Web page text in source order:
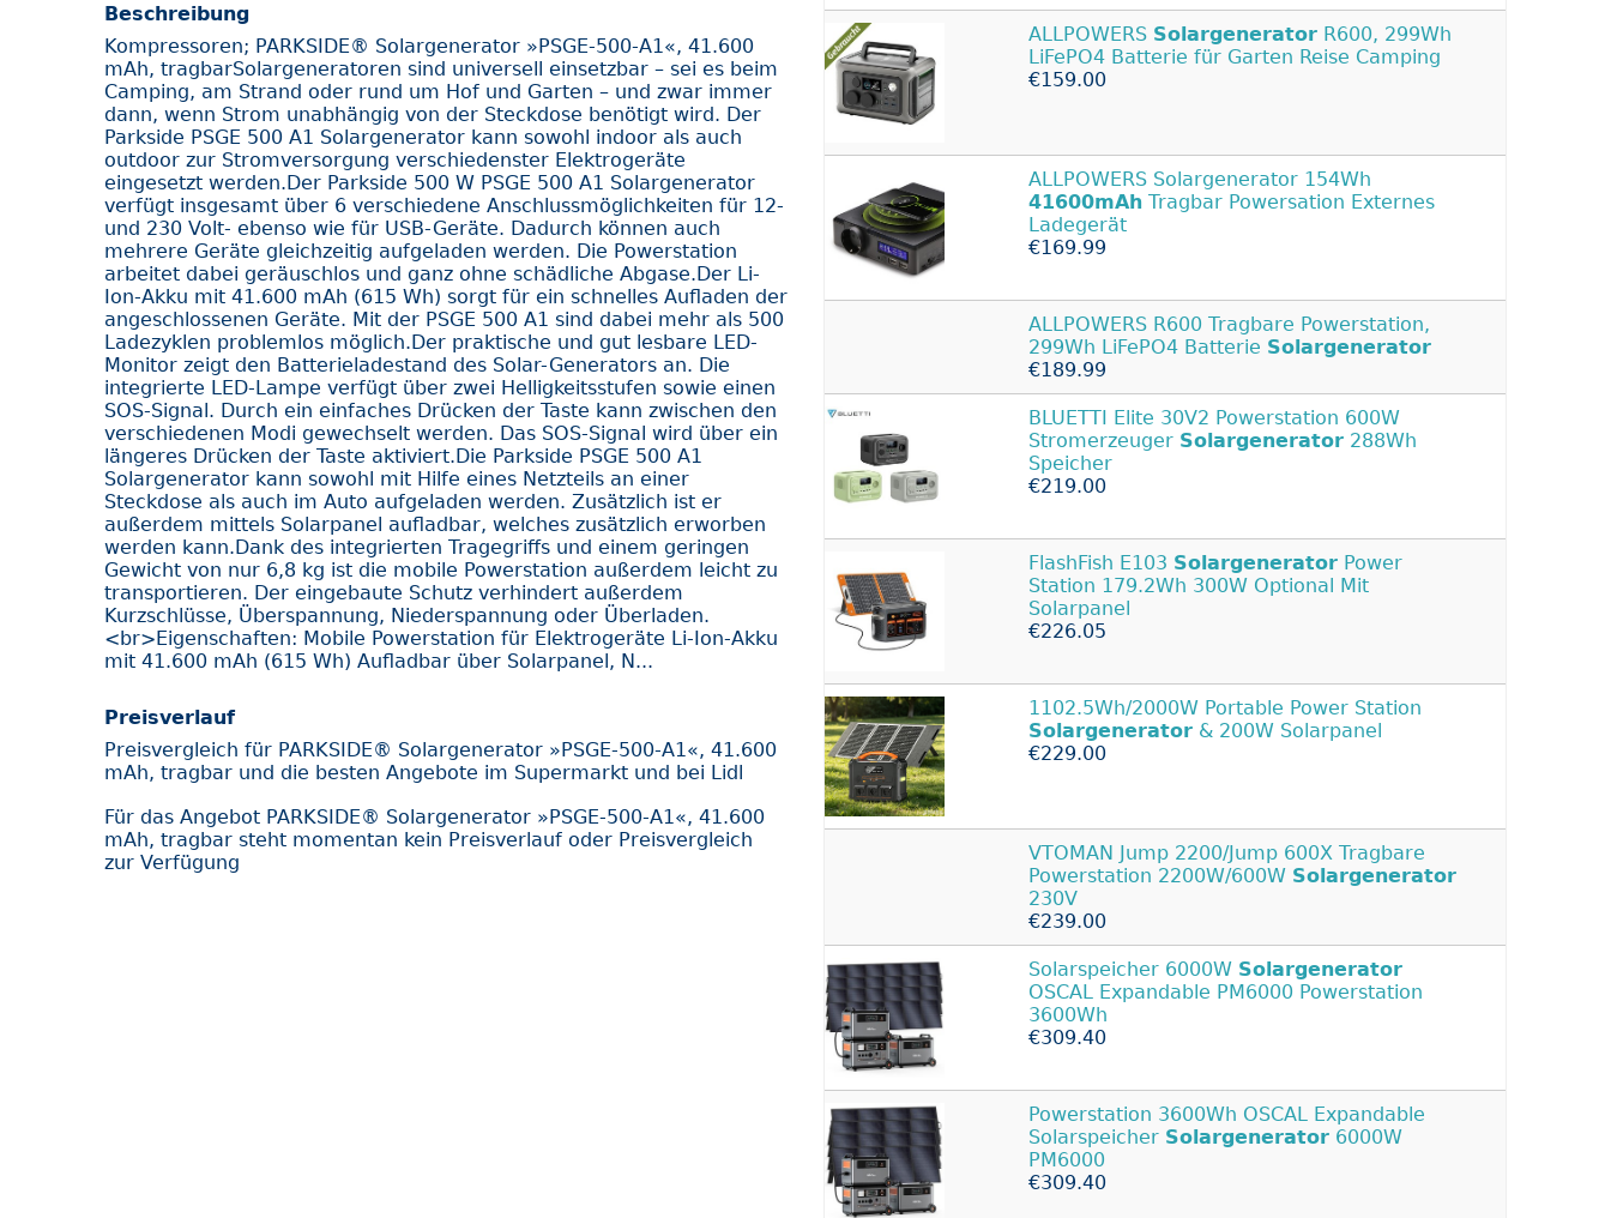
Beschreibung
Kompressoren; PARKSIDE® Solargenerator »PSGE-500-A1«, 41.600
mAh, tragbarSolargeneratoren sind universell einsetzbar – sei es beim
Camping, am Strand oder rund um Hof und Garten – und zwar immer
dann, wenn Strom unabhängig von der Steckdose benötigt wird. Der
Parkside PSGE 500 A1 Solargenerator kann sowohl indoor als auch
outdoor zur Stromversorgung verschiedenster Elektrogeräte
eingesetzt werden.Der Parkside 500 W PSGE 500 A1 Solargenerator
verfügt insgesamt über 6 verschiedene Anschlussmöglichkeiten für 12-
und 230 Volt- ebenso wie für USB-Geräte. Dadurch können auch
mehrere Geräte gleichzeitig aufgeladen werden. Die Powerstation
arbeitet dabei geräuschlos und ganz ohne schädliche Abgase.Der Li-
Ion-Akku mit 41.600 mAh (615 Wh) sorgt für ein schnelles Aufladen der
angeschlossenen Geräte. Mit der PSGE 500 A1 sind dabei mehr als 500
Ladezyklen problemlos möglich.Der praktische und gut lesbare LED-
Monitor zeigt den Batterieladestand des Solar-Generators an. Die
integrierte LED-Lampe verfügt über zwei Helligkeitsstufen sowie einen
SOS-Signal. Durch ein einfaches Drücken der Taste kann zwischen den
verschiedenen Modi gewechselt werden. Das SOS-Signal wird über ein
längeres Drücken der Taste aktiviert.Die Parkside PSGE 500 A1
Solargenerator kann sowohl mit Hilfe eines Netzteils an einer
Steckdose als auch im Auto aufgeladen werden. Zusätzlich ist er
außerdem mittels Solarpanel aufladbar, welches zusätzlich erworben
werden kann.Dank des integrierten Tragegriffs und einem geringen
Gewicht von nur 6,8 kg ist die mobile Powerstation außerdem leicht zu
transportieren. Der eingebaute Schutz verhindert außerdem
Kurzschlüsse, Überspannung, Niederspannung oder Überladen.
<br>Eigenschaften: Mobile Powerstation für Elektrogeräte Li-Ion-Akku
mit 41.600 mAh (615 Wh) Aufladbar über Solarpanel, N...
Preisverlauf
Preisvergleich für PARKSIDE® Solargenerator »PSGE-500-A1«, 41.600
mAh, tragbar und die besten Angebote im Supermarkt und bei Lidl
Für das Angebot PARKSIDE® Solargenerator »PSGE-500-A1«, 41.600
mAh, tragbar steht momentan kein Preisverlauf oder Preisvergleich
zur Verfügung
ALLPOWERS Solargenerator R600, 299Wh
LiFePO4 Batterie für Garten Reise Camping
€159.00
ALLPOWERS Solargenerator 154Wh
41600mAh Tragbar Powersation Externes
Ladegerät
€169.99
ALLPOWERS R600 Tragbare Powerstation,
299Wh LiFePO4 Batterie Solargenerator
€189.99
BLUETTI Elite 30V2 Powerstation 600W
Stromerzeuger Solargenerator 288Wh
Speicher
€219.00
FlashFish E103 Solargenerator Power
Station 179.2Wh 300W Optional Mit
Solarpanel
€226.05
1102.5Wh/2000W Portable Power Station
Solargenerator & 200W Solarpanel
€229.00
VTOMAN Jump 2200/Jump 600X Tragbare
Powerstation 2200W/600W Solargenerator
230V
€239.00
Solarspeicher 6000W Solargenerator
OSCAL Expandable PM6000 Powerstation
3600Wh
€309.40
Powerstation 3600Wh OSCAL Expandable
Solarspeicher Solargenerator 6000W
PM6000
€309.40